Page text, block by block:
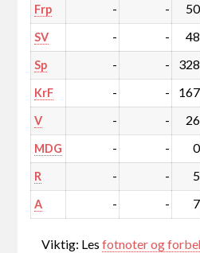
Frp - - 50
SV - - 48
Sp - - 328
KrF - - 167
V - - 26
MDG - - 0
R - - 5
A - - 7
Viktig: Lesfotnoter og